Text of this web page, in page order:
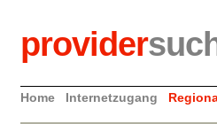
provider
Home Internetzugang